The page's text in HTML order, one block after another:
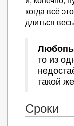
когда всё
длиться
то из
такой
Сроки